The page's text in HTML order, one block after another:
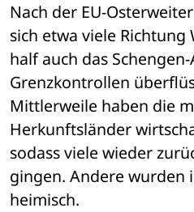
Nach der EU-
sich etwa viele Richtung
half auch das
Grenzkontrollen
Mittlerweile haben die
Herkunftsländer
sodass viele wieder
gingen. Andere wurden
heimisch.